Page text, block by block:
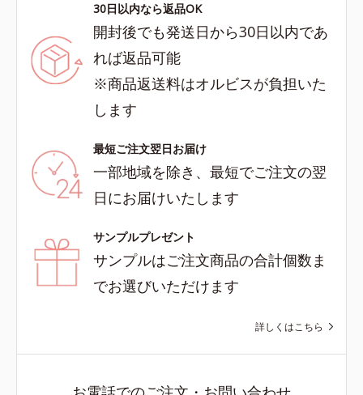
30日以内なら返品OK
開封後でも発送日から30日以内であ
れば返品可能
※商品返送料はオルビスが負担いた
します
最短ご注文翌日お届け
一部地域を除き、最短でご注文の翌
日にお届けいたします
サンプルプレゼント
サンプルはご注文商品の合計個数ま
でお選びいただけます
詳しくはこちら